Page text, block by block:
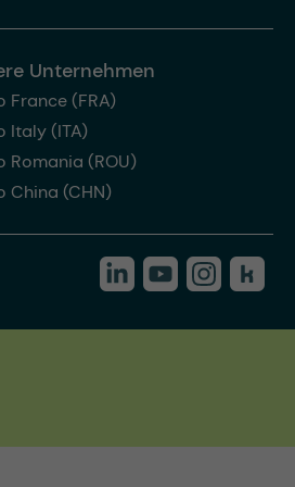
Unternehmen
France (FRA)
Italy (ITA)
Romania (ROU)
China (CHN)